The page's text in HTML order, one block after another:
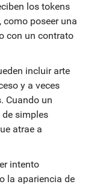
los tokens
poseer una
con un contrato
incluir arte
y a veces
. Cuando un
simples
atrae a
intento
la apariencia de